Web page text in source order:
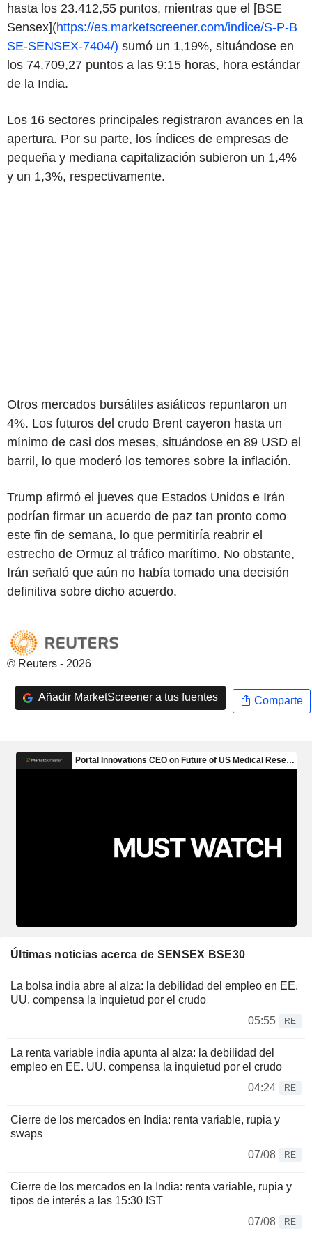
hasta los 23.412,55 puntos, mientras que el [BSE
Sensex](https://es.marketscreener.com/indice/S-P-B
SE-SENSEX-7404/) sumó un 1,19%, situándose en
los 74.709,27 puntos a las 9:15 horas, hora estándar
de la India.
Los 16 sectores principales registraron avances en la
apertura. Por su parte, los índices de empresas de
pequeña y mediana capitalización subieron un 1,4%
y un 1,3%, respectivamente.
Otros mercados bursátiles asiáticos repuntaron un
4%. Los futuros del crudo Brent cayeron hasta un
mínimo de casi dos meses, situándose en 89 USD el
barril, lo que moderó los temores sobre la inflación.
Trump afirmó el jueves que Estados Unidos e Irán
podrían firmar un acuerdo de paz tan pronto como
este fin de semana, lo que permitiría reabrir el
estrecho de Ormuz al tráfico marítimo. No obstante,
Irán señaló que aún no había tomado una decisión
definitiva sobre dicho acuerdo.
© Reuters - 2026
Añadir MarketScreener a tus fuentes Comparte
Últimas noticias acerca de SENSEX BSE30
La bolsa india abre al alza: la debilidad del empleo en EE.
UU. compensa la inquietud por el crudo
05:55
RE
La renta variable india apunta al alza: la debilidad del
empleo en EE. UU. compensa la inquietud por el crudo
04:24
RE
Cierre de los mercados en India: renta variable, rupia y
swaps
07/08
RE
Cierre de los mercados en la India: renta variable, rupia y
tipos de interés a las 15:30 IST
07/08
RE